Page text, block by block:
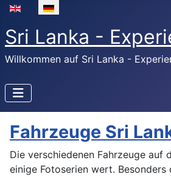
Sprache auswählen
Sri Lanka -
Willkommen auf Sri Lanka -
Fahrzeuge Sri
Die verschiedenen Fahrzeuge auf
einige Fotoserien wert. Besonders